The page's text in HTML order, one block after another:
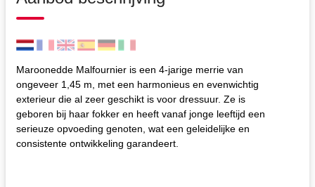
Maroonedde Malfournier is een 4-jarige merrie van
ongeveer 1,45 m, met een harmonieus en evenwichtig
exterieur die al zeer geschikt is voor dressuur. Ze is
geboren bij haar fokker en heeft vanaf jonge leeftijd een
serieuze opvoeding genoten, wat een geleidelijke en
consistente ontwikkeling garandeert.